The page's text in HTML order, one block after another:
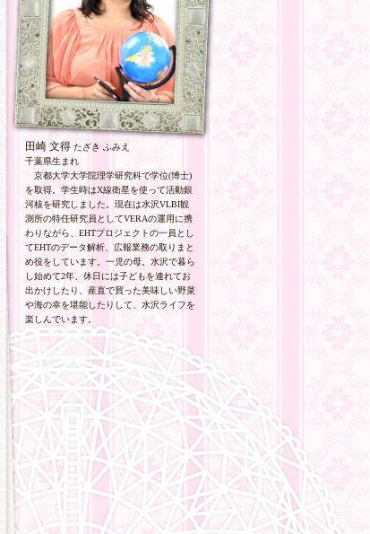
田崎 文得 たざき ふみえ
千葉県生まれ
京都大学大学院理学研究科で学位(博士)
を取得。学生時はX線衛星を使って活動銀
河核を研究しました。現在は水沢VLBI観
測所の特任研究員としてVERAの運用に携
わりながら、EHTプロジェクトの一員とし
てEHTのデータ解析、広報業務の取りまと
め役をしています。一児の母。水沢で暮ら
し始めて2年、休日には子どもを連れてお
出かけしたり、産直で買った美味しい野菜
や海の幸を堪能したりして、水沢ライフを
楽しんでいます。